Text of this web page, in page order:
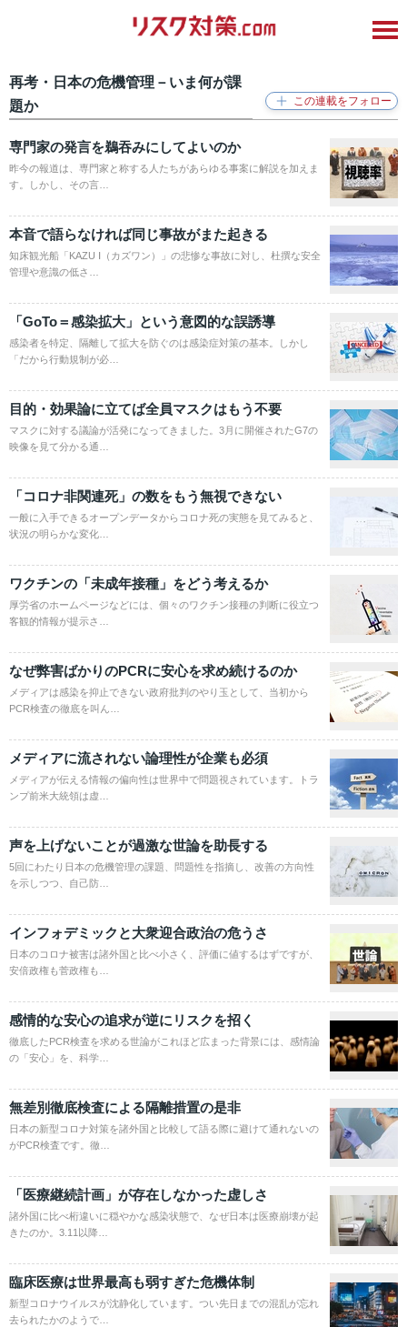
再考・日本の危機管理－いま何が課
題か
専門家の発言を鵜吞みにしてよいのか
昨今の報道は、専門家と称する人たちがあらゆる事案に解説を加えま
す。しかし、その言…
本音で語らなければ同じ事故がまた起きる
知床観光船「KAZU Ⅰ（カズワン）」の悲惨な事故に対し、杜撰な安全
管理や意識の低さ…
「GoTo＝感染拡大」という意図的な誤誘導
感染者を特定、隔離して拡大を防ぐのは感染症対策の基本。しかし
「だから行動規制が必…
目的・効果論に立てば全員マスクはもう不要
マスクに対する議論が活発になってきました。3月に開催されたG7の
映像を見て分かる通…
「コロナ非関連死」の数をもう無視できない
一般に入手できるオープンデータからコロナ死の実態を見てみると、
状況の明らかな変化…
ワクチンの「未成年接種」をどう考えるか
厚労省のホームページなどには、個々のワクチン接種の判断に役立つ
客観的情報が提示さ…
なぜ弊害ばかりのPCRに安心を求め続けるのか
メディアは感染を抑止できない政府批判のやり玉として、当初から
PCR検査の徹底を叫ん…
メディアに流されない論理性が企業も必須
メディアが伝える情報の偏向性は世界中で問題視されています。トラ
ンプ前米大統領は虚…
声を上げないことが過激な世論を助長する
5回にわたり日本の危機管理の課題、問題性を指摘し、改善の方向性
を示しつつ、自己防…
インフォデミックと大衆迎合政治の危うさ
日本のコロナ被害は諸外国と比べ小さく、評価に値するはずですが、
安倍政権も菅政権も…
感情的な安心の追求が逆にリスクを招く
徹底したPCR検査を求める世論がこれほど広まった背景には、感情論
の「安心」を、科学…
無差別徹底検査による隔離措置の是非
日本の新型コロナ対策を諸外国と比較して語る際に避けて通れないの
がPCR検査です。徹…
「医療継続計画」が存在しなかった虚しさ
諸外国に比べ桁違いに穏やかな感染状態で、なぜ日本は医療崩壊が起
きたのか。3.11以降…
臨床医療は世界最高も弱すぎた危機体制
新型コロナウイルスが沈静化しています。つい先日までの混乱が忘れ
去られたかのようで…